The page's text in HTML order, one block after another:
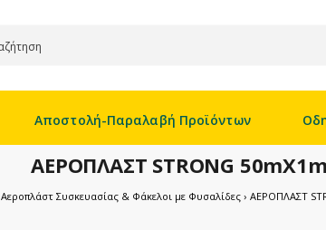
Αποστολή-Παραλαβή Προϊόντων
ΑΕΡΟΠΛΑΣΤ STRONG 50mX1m
Αεροπλάστ Συσκευασίας & Φάκελοι με Φυσαλίδες ΑΕΡΟΠΛΑΣΤ